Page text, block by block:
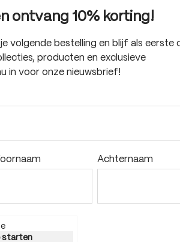
ontvang 10% korting!
volgende bestelling en blijf als eerste
producten en exclusieve
in voor onze nieuwsbrief!
Achternaam
starten